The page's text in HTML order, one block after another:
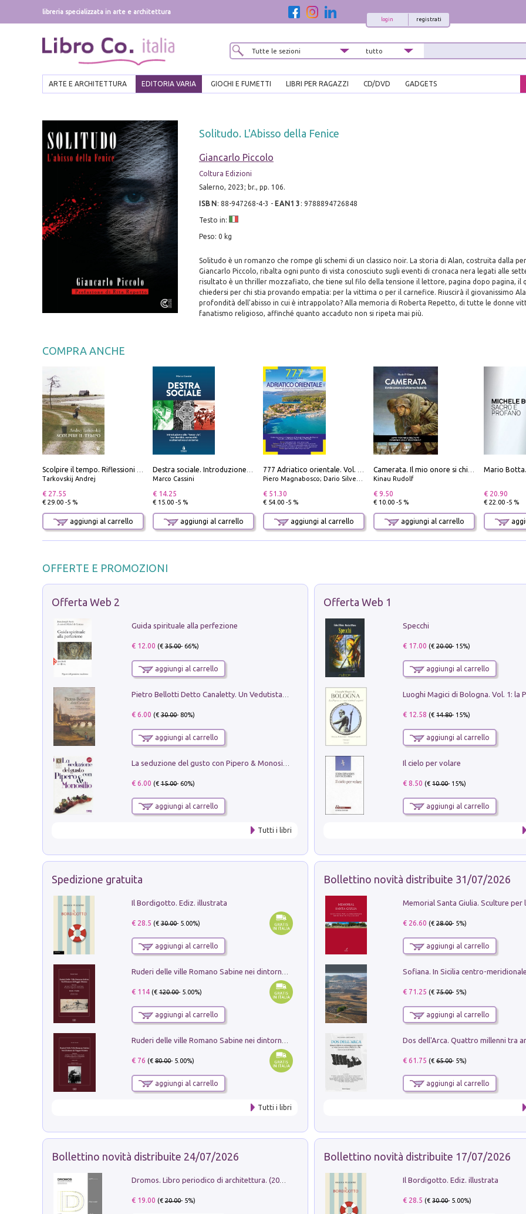
libreria specializzata in arte e architettura
registrati
login
ARTE E ARCHITETTURA EDITORIA VARIA GIOCHI E FUMETTI LIBRI PER RAGAZZI CD/DVD GADGETS
Solitudo. L'Abisso della Fenice
Giancarlo Piccolo
Coltura Edizioni
Salerno, 2023; br., pp. 106.
ISBN : 88-947268-4-3 - EAN13 : 9788894726848
Testo in:
Peso: 0 kg
Solitudo è un romanzo che rompe gli schemi di un classico noir. La storia di Alan, costruita dalla
Giancarlo Piccolo, ribalta ogni punto di vista conosciuto sugli eventi di cronaca nera legati alle
risultato è un thriller mozzafiato, che tiene sul filo della tensione il lettore, pagina dopo pagina, il
chiedersi per chi stia provando empatia: per la vittima o per il carnefice. Riuscirà il giovanissimo
profondità dell'abisso in cui è intrappolato? Alla memoria di Roberta Repetto, di tutte le donne
fanatismo religioso, affinché quanto accaduto non si ripeta mai più.
COMPRA ANCHE
Tarkovskij Andrej
€ 27.55
€ 29.00 -5 %
aggiungi al carrello
Marco Cassini
€ 14.25
€ 15.00 -5 %
aggiungi al carrello
Piero Magnabosco; Dario Silvestro; Marco Sbrizzi
€ 51.30
€ 54.00 -5 %
aggiungi al carrello
Kinau Rudolf
€ 9.50
€ 10.00 -5 %
aggiungi al carrello
€ 20.90
€ 22.00 -5 %
OFFERTE E PROMOZIONI
Offerta Web 2
Guida spirituale alla perfezione
€ 12.00 (€35.00- 66%)
aggiungi al carrello
€ 6.00 (€30.00- 80%)
aggiungi al carrello
€ 6.00 (€15.00- 60%)
aggiungi al carrello
Tutti i libri
Offerta Web 1
Specchi
€ 17.00 (€20.00- 15%)
aggiungi al carrello
€ 12.58 (€14.80- 15%)
aggiungi al carrello
Il cielo per volare
€ 8.50 (€10.00- 15%)
aggiungi al carrello
Spedizione gratuita
Il Bordigotto. Ediz. illustrata
€ 28.5 (€30.00- 5.00%)
aggiungi al carrello
€ 114(€120.00- 5.00%)
aggiungi al carrello
€ 76 (€80.00- 5.00%)
aggiungi al carrello
Tutti i libri
Bollettino novità distribuite 31/07/2026
€ 26.60 (€28.00- 5%)
aggiungi al carrello
€ 71.25 (€75.00- 5%)
aggiungi al carrello
€ 61.75 (€65.00- 5%)
aggiungi al carrello
Bollettino novità distribuite 24/07/2026
Dromos. Libro periodico di architettura. (2026). Vol. 15: Post-model
€ 19.00 (€20.00- 5%)
Bollettino novità distribuite 17/07/2026
Il Bordigotto. Ediz. illustrata
€ 28.5 (€30.00- 5.00%)